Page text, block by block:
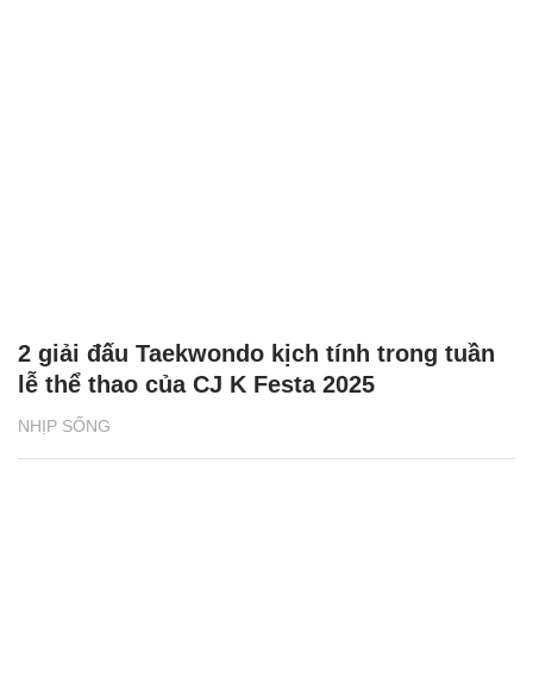
NHỊP SỐNG
2 giải đấu Taekwondo kịch tính trong tuần
lễ thể thao của CJ K Festa 2025